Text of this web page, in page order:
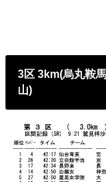
3区 3km(烏丸鞍
山)